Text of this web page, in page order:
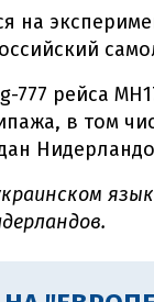
на
777 рейса
в том